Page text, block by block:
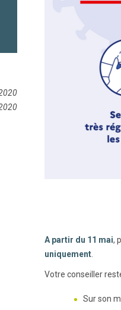
A partir du 11 mai,
uniquement.
Votre conseiller
Sur son